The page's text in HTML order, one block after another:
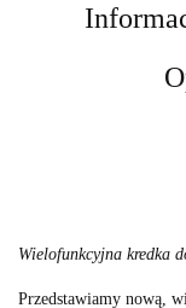
Wielofunkcyjna kredka
Przedstawiamy nową,